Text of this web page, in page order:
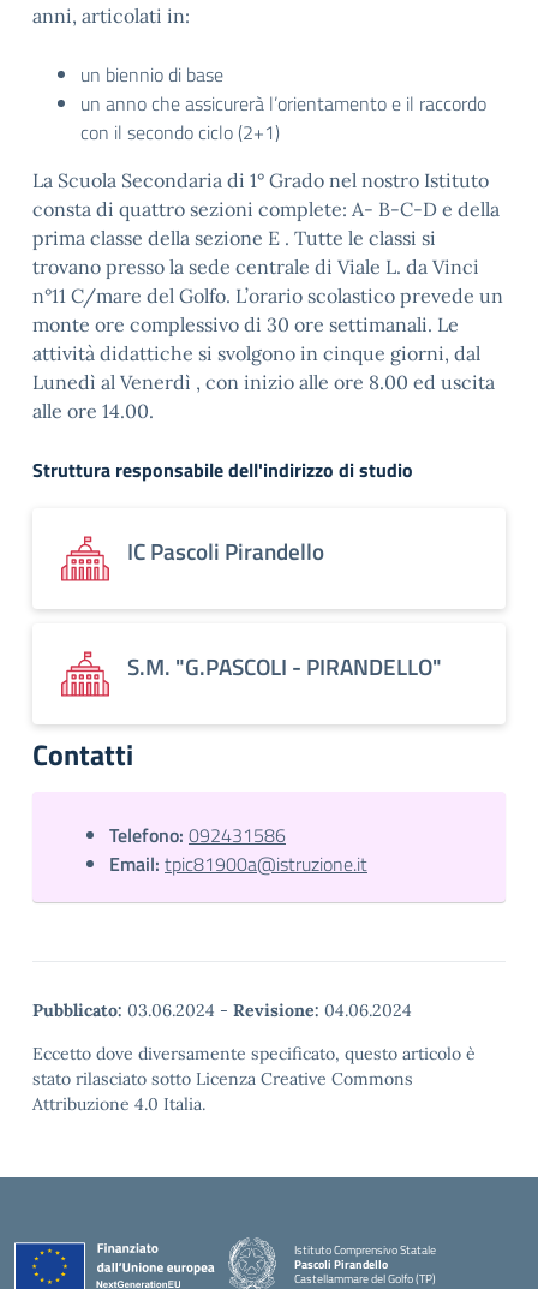
anni, articolati in:
un biennio di base
un anno che assicurerà l’orientamento e il raccordo
con il secondo ciclo (2+1)
La Scuola Secondaria di 1° Grado nel nostro Istituto
consta di quattro sezioni complete: A- B-C-D e della
prima classe della sezione E . Tutte le classi si
trovano presso la sede centrale di Viale L. da Vinci
n°11 C/mare del Golfo. L’orario scolastico prevede un
monte ore complessivo di 30 ore settimanali. Le
attività didattiche si svolgono in cinque giorni, dal
Lunedì al Venerdì , con inizio alle ore 8.00 ed uscita
alle ore 14.00.
Struttura responsabile dell'indirizzo di studio
IC Pascoli Pirandello
S.M. "G.PASCOLI - PIRANDELLO"
Contatti
Telefono: 092431586
Email: tpic81900a@istruzione.it
Pubblicato: 03.06.2024 - Revisione: 04.06.2024
Eccetto dove diversamente specificato, questo articolo è
stato rilasciato sotto Licenza Creative Commons
Attribuzione 4.0 Italia.
Istituto Comprensivo Statale
Pascoli Pirandello
Castellammare del Golfo (TP)